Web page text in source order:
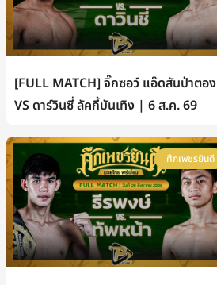
[FULL MATCH] จิ๊กซอว์ แอ๊ดสันป่าตอง
VS ดาร์วินซี่ ลัคกี้บันเทิง | 6 ส.ค. 69
ศึกเพชรยินดี